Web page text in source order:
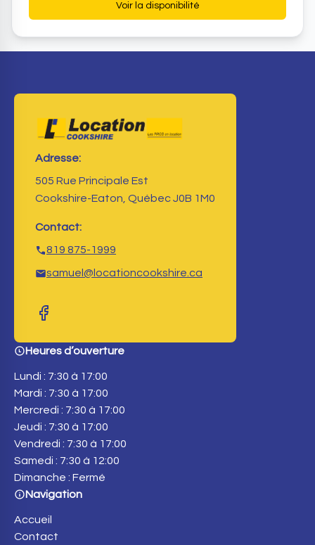
Voir la disponibilité
Adresse:
505 Rue Principale Est
Cookshire-Eaton, Québec J0B 1M0
Contact:
819 875-1999
samuel@locationcookshire.ca
Heures d’ouverture
Lundi : 7:30 à 17:00
Mardi : 7:30 à 17:00
Mercredi : 7:30 à 17:00
Jeudi : 7:30 à 17:00
Vendredi : 7:30 à 17:00
Samedi : 7:30 à 12:00
Dimanche : Fermé
Navigation
Accueil
Contact